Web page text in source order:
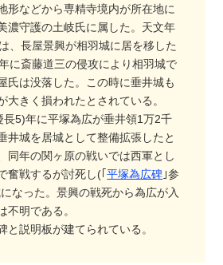
形などから専精寺境内が所在地に
濃守護の土岐氏に属した。天文年
、長屋景興が相羽城に居を移した
に斎藤道三の侵攻により相羽城で
氏は没落した。この時に垂井城も
大きく損われたとされている。
5)年に平塚為広が垂井領1万2千
井城を居城として整備拡張したと
同年の関ヶ原の戦いでは西軍とし
奮戦するが討死し(｢平塚為広碑 ｣参
なった。景興の戦死から為広が入
不明である。
説明板が建てられている。